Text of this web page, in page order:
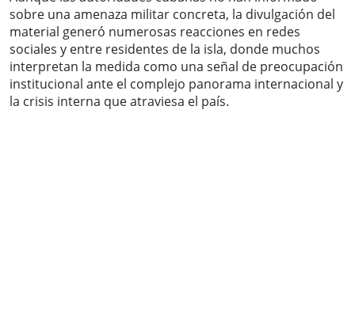
sobre una amenaza militar concreta, la divulgación del
material generó numerosas reacciones en redes
sociales y entre residentes de la isla, donde muchos
interpretan la medida como una señal de preocupación
institucional ante el complejo panorama internacional y
la crisis interna que atraviesa el país.